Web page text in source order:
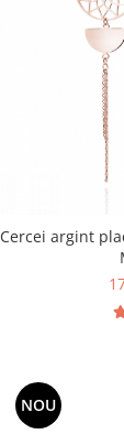
Cercei argint
NOU